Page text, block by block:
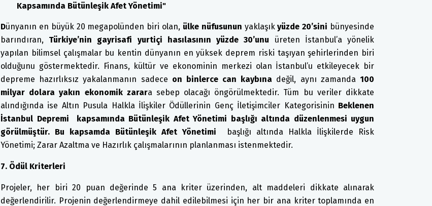
Kapsamında Bütünleşik Afet Yönetimi"
Dünyanın en büyük 20 megapolünden biri olan, ülke nüfusunun yaklaşıkyüzde 20’sini bünyesinde
barındıran, Türkiye’nin gayrisafi yurtiçi hasılasının yüzde 30’unu üreten İstanbul’a yönelik
yapılan bilimsel çalışmalar bu kentin dünyanın en yüksek deprem riski taşıyan şehirlerinden biri
olduğunu göstermektedir. Finans, kültür ve ekonominin merkezi olan İstanbul’u etkileyecek bir
depreme hazırlıksız yakalanmanın sadece on binlerce can kaybına değil, aynı zamanda100
milyar dolara yakın ekonomik zarara sebep olacağı öngörülmektedir. Tüm bu veriler dikkate
alındığında ise Altın Pusula Halkla İlişkiler Ödüllerinin Genç İletişimciler Kategorisinin Beklenen
İstanbul Depremi kapsamında Bütünleşik Afet Yönetimi başlığı altında düzenlenmesi uygun
görülmüştür. Bu kapsamda Bütünleşik Afet Yönetimi başlığı altında Halkla İlişkilerde Risk
Yönetimi; Zarar Azaltma ve Hazırlık çalışmalarının planlanması istenmektedir.
7. Ödül Kriterleri
Projeler, her biri 20 puan değerinde 5 ana kriter üzerinden, alt maddeleri dikkate alınarak
değerlendirilir. Projenin değerlendirmeye dahil edilebilmesi için her bir ana kriter toplamında en